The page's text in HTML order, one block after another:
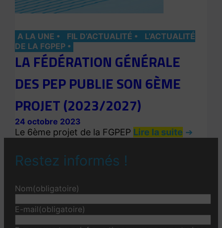
A LA UNE FIL D’ACTUALITÉ
L’ACTUALITÉ
DE LA FGPEP
LA FÉDÉRATION GÉNÉRALE
DES PEP PUBLIE SON 6ÈME
PROJET (2023/2027)
24 octobre 2023
Le 6ème projet de la FGPEP Lire la suite
Restez informés !
Nom(obligatoire)
E-mail(obligatoire)